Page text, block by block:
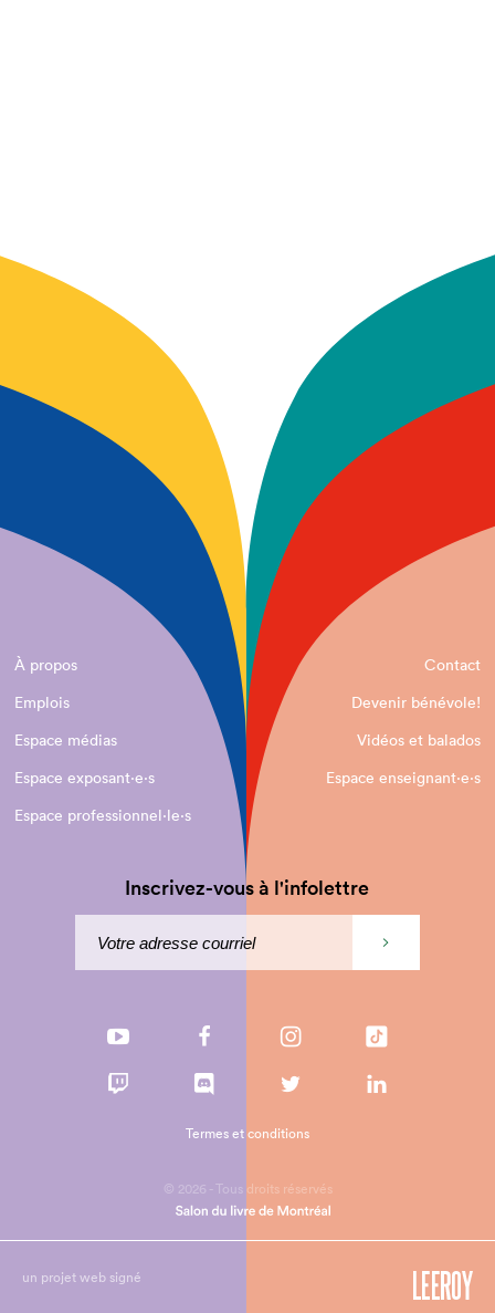
À propos
Contact
Emplois
Devenir bénévole!
Espace médias
Vidéos et balados
Espace exposant·e⋅s
Espace enseignant·e⋅s
Espace professionnel·le⋅s
Inscrivez-vous à l'infolettre
© 2026 - Tous droits réservés
Termes et conditions
un projet web signé